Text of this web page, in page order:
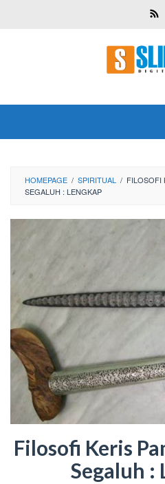
HOMEPAGE / SPIRITUAL / FILOSOFI
SEGALUH : LENGKAP
Filosofi Keris
Segaluh :